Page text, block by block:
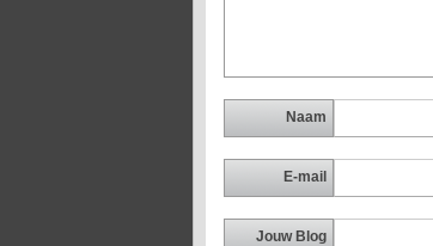
Naam
E-mail
Jouw Blog